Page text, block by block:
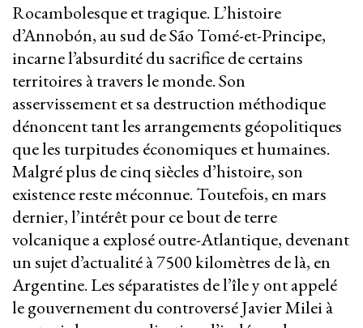
Rocambolesque et tragique. L’histoire
d’Annobón, au sud de São Tomé-et-Principe,
incarne l’absurdité du sacrifice de certains
territoires à travers le monde. Son
asservissement et sa destruction méthodique
dénoncent tant les arrangements géopolitiques
que les turpitudes économiques et humaines.
Malgré plus de cinq siècles d’histoire, son
existence reste méconnue. Toutefois, en mars
dernier, l’intérêt pour ce bout de terre
volcanique a explosé outre-Atlantique, devenant
un sujet d’actualité à 7500 kilomètres de là, en
Argentine. Les séparatistes de l’île y ont appelé
le gouvernement du controversé Javier Milei à